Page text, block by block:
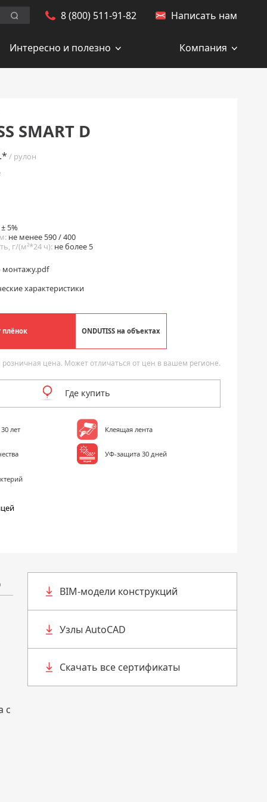
Искать. Заказать обратный звонок
8 (800) 511-91-82 Написать нам
Интересно и полезно Компания
SMART D
/ рулон
5%
не менее 590 / 400
г/(м²*24 ч): не более 5
монтажу.pdf
характеристики
плёнок ONDUTISS на объектах
цена. Может отличаться от цен в вашем регионе.
Где купить
лет Клеящая лента
УФ-защита 30 дней
с
BIM-модели конструкций
Узлы AutoCAD
Скачать все сертификаты